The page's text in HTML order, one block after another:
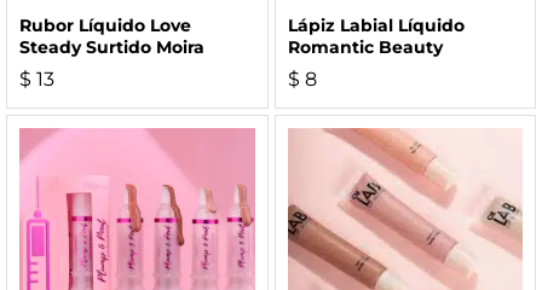
Rubor Líquido Love
Steady Surtido Moira
$ 13
Lápiz Labial Líquido
Romantic Beauty
$ 8